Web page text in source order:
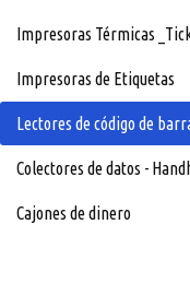
Impresoras Térmicas
Impresoras de Etiquetas
Lectores de código de
Colectores de datos -
Cajones de dinero